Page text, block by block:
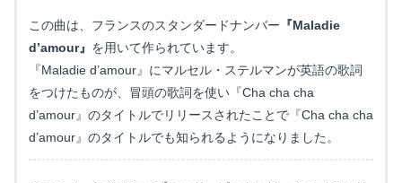
この曲は、フランスのスタンダードナンバー 『Maladie
d’amour』 を用いて作られています。
『Maladie d’amour』にマルセル・ステルマンが英語の歌詞
をつけたものが、冒頭の歌詞を使い『Cha cha cha
d’amour』のタイトルでリリースされたことで『Cha cha cha
d’amour』のタイトルでも知られるようになりました。